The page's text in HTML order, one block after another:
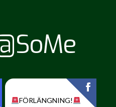
FÖRLÄNGNING!